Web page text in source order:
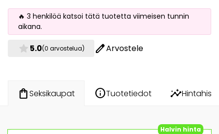
🔥 3 henkilöä katsoi tätä tuotetta viimeisen tunnin
aikana.
star 5.0(0 arvostelua) editArvostele
shopping_bagSeksikaupat infoTuotetiedot insights
Halvin hinta